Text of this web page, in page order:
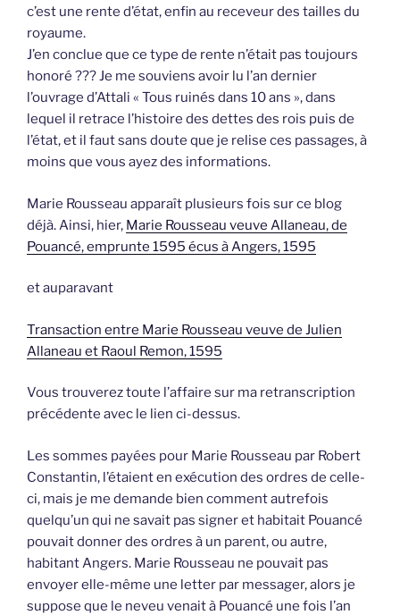
c’est une rente d’état, enfin au receveur des tailles du
royaume.
J’en conclue que ce type de rente n’était pas toujours
honoré ??? Je me souviens avoir lu l’an dernier
l’ouvrage d’Attali « Tous ruinés dans 10 ans », dans
lequel il retrace l’histoire des dettes des rois puis de
l’état, et il faut sans doute que je relise ces passages, à
moins que vous ayez des informations.
Marie Rousseau apparaît plusieurs fois sur ce blog
déjà. Ainsi, hier, Marie Rousseau veuve Allaneau, de
Pouancé, emprunte 1595 écus à Angers, 1595
et auparavant
Transaction entre Marie Rousseau veuve de Julien
Allaneau et Raoul Remon, 1595
Vous trouverez toute l’affaire sur ma retranscription
précédente avec le lien ci-dessus.
Les sommes payées pour Marie Rousseau par Robert
Constantin, l’étaient en exécution des ordres de celle-
ci, mais je me demande bien comment autrefois
quelqu’un qui ne savait pas signer et habitait Pouancé
pouvait donner des ordres à un parent, ou autre,
habitant Angers. Marie Rousseau ne pouvait pas
envoyer elle-même une letter par messager, alors je
suppose que le neveu venait à Pouancé une fois l’an